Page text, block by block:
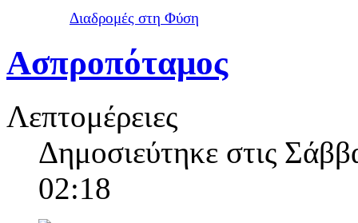
Διαδρομές στη Φύση
Ασπροπόταμος
Λεπτομέρειες
Δημοσιεύτηκε στις
02:18